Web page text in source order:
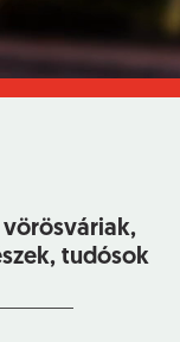
vörösváriak,
tudósok